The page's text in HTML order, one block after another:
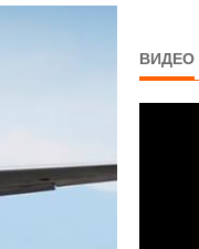
ВИДЕО